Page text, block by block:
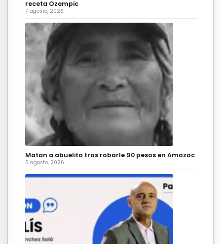
receta Ozempic
7 agosto, 2026
Matan a abuelita tras robarle 90 pesos en Amozoc
6 agosto, 2026